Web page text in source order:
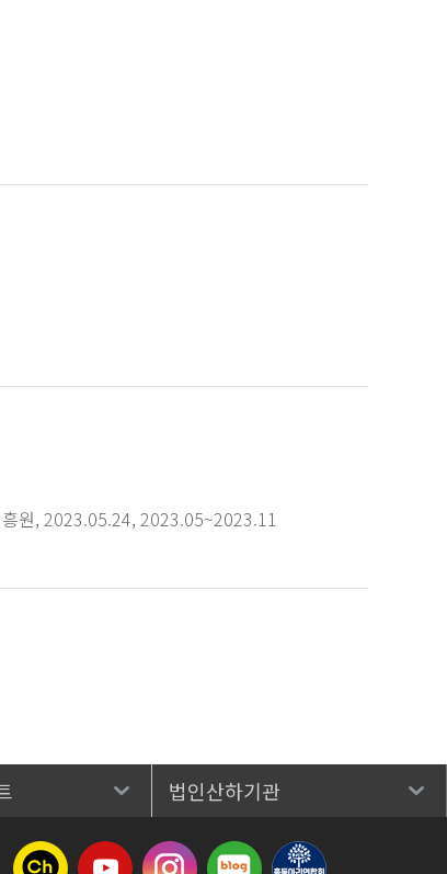
원, 2023.05.24, 2023.05~2023.11
법인산하기관